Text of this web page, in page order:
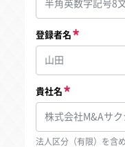
登録者名
貴社名
法人区分（有限）を含